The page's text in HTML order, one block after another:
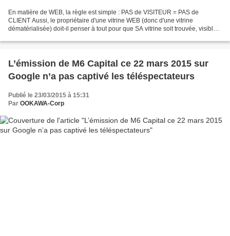
En matière de WEB, la règle est simple : PAS de VISITEUR = PAS de
CLIENT Aussi, le propriétaire d'une vitrine WEB (donc d'une vitrine
dématérialisée) doit-il penser à tout pour que SA vitrine soit trouvée, visible,
L’émission de M6 Capital ce 22 mars 2015 sur
Google n’a pas captivé les téléspectateurs
Publié le 23/03/2015 à 15:31
Par OOKAWA-Corp